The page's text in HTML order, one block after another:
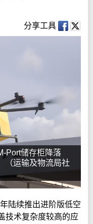
分享工具
Port储存柜降落
（运输及物流局社
陆续推出进阶版低空
技术复杂度较高的应